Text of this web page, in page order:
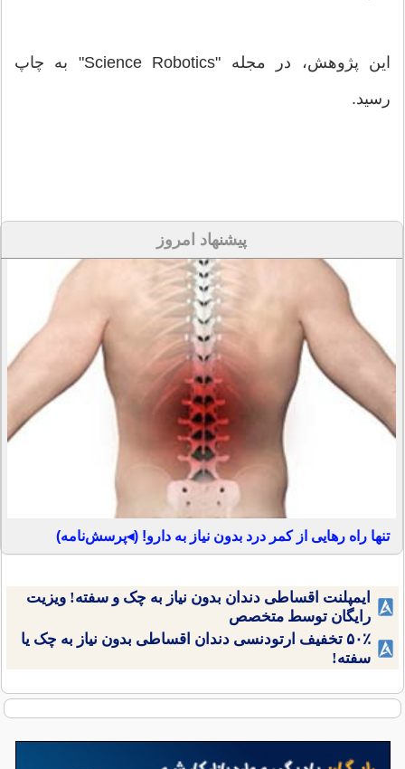
این پژوهش، در مجله "Science Robotics" به چاپ
رسید.
پیشنهاد امروز
تنها راه رهایی از کمر درد بدون نیاز به دارو! (◂پرسش‌نامه)
ایمپلنت اقساطی دندان بدون نیاز به چک و سفته! ویزیت
رایگان توسط متخصص
۵۰٪ تخفیف ارتودنسی دندان اقساطی بدون نیاز به چک یا
سفته!